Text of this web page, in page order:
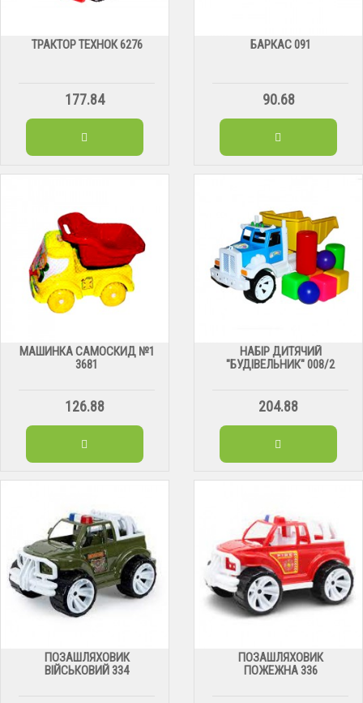
ТРАКТОР ТЕХНОК 6276
177.84
БАРКАС 091
90.68
МАШИНКА САМОСКИД №1
3681
126.88
НАБІР ДИТЯЧИЙ
"БУДІВЕЛЬНИК" 008/2
204.88
ПОЗАШЛЯХОВИК
ВІЙСЬКОВИЙ 334
ПОЗАШЛЯХОВИК
ПОЖЕЖНА 336